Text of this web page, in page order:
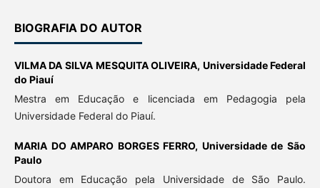
BIOGRAFIA DO AUTOR
VILMA DA SILVA MESQUITA OLIVEIRA, Universidade Federal
do Piauí
Mestra em Educação e licenciada em Pedagogia pela
Universidade Federal do Piauí.
MARIA DO AMPARO BORGES FERRO, Universidade de São
Paulo
Doutora em Educação pela Universidade de São Paulo.